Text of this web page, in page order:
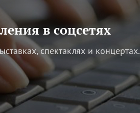
в соцсетях
спектаклях и концертах.